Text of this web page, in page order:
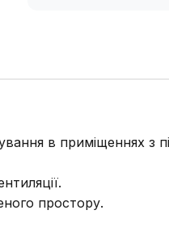
в приміщеннях
простору.